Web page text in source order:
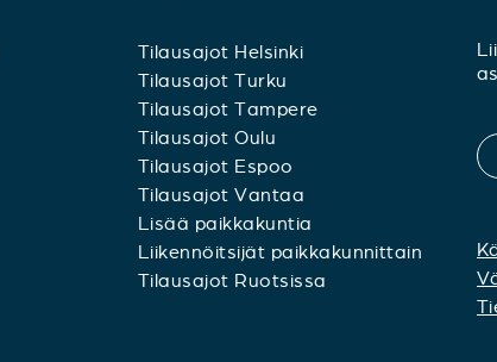
Tilausajot Helsinki
Tilausajot Turku
Tilausajot Tampere
Tilausajot Oulu
Tilausajot Espoo
Tilausajot Vantaa
Lisää paikkakuntia
Liikennöitsijät paikkakunnittain
Tilausajot Ruotsissa